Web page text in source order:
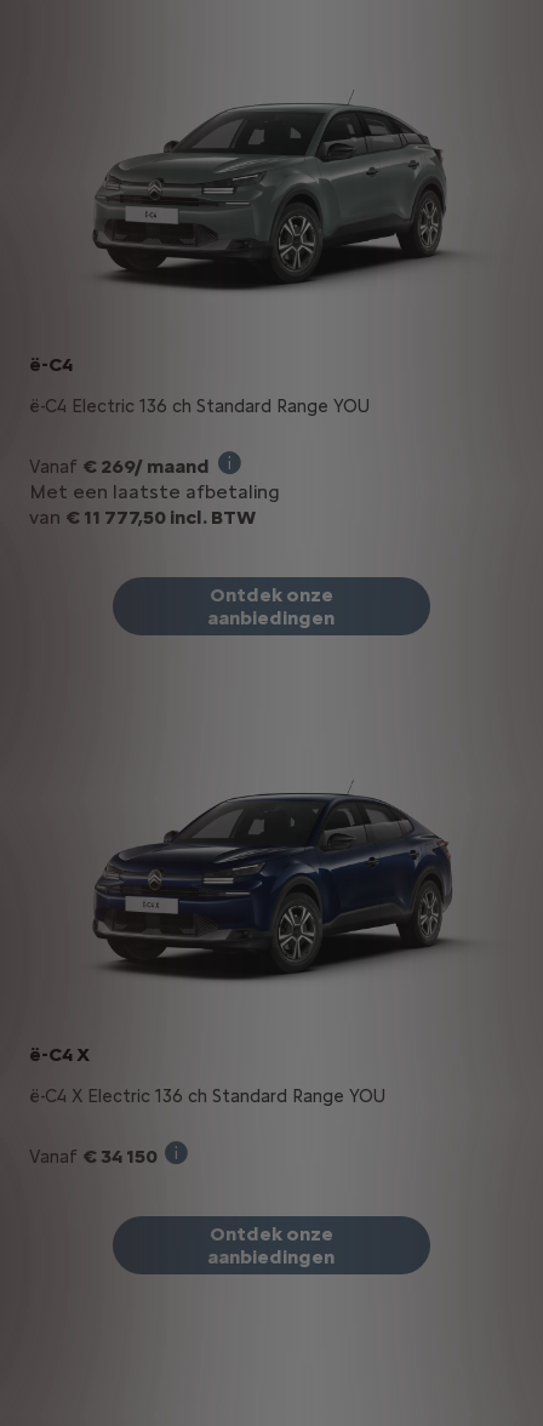
ë-C4
ë-C4 Electric 136 ch Standard Range YOU
Vanaf € 269/ maand
Illustratief voorbeeld van het
Met een laatste afbetaling
van € 11 777,50 incl. BTW
Ontdek onze
aanbiedingen
ë-C4 X
ë-C4 X Electric 136 ch Standard Range YOU
Vanaf € 34 150
Ontdek onze
aanbiedingen